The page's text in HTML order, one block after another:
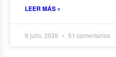
LEER MÁS »
9 julio, 2026 51 comentarios